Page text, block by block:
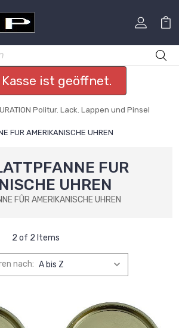
Kasse ist geöffnet.
Politur. Lack. Lappen und Pinsel
FUR AMERIKANISCHE UHREN
FUR
UHREN
FÛR AMERIKANISCHE UHREN
2 of 2 Items
nach: